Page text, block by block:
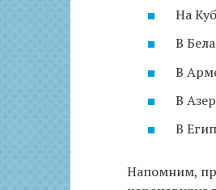
На
В
В
В
В
Напомним,